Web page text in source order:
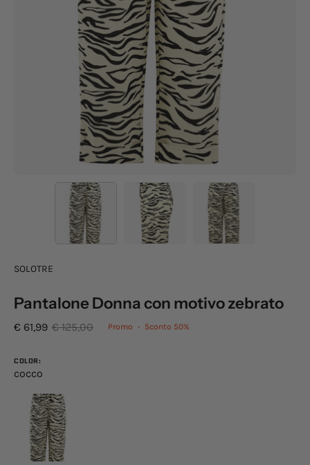
SOLOTRE
Pantalone Donna con motivo zebrato
€ 61,99 € 125,00 Promo • Sconto 50%
COLOR:
cocco